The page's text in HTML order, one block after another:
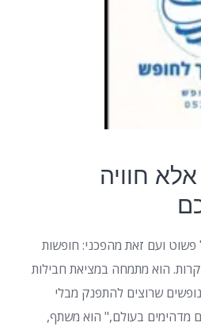
חוויה
ועם זאת מהפכני: חופשות
הוא מתמחה במציאת חבילות
שרוצים להתפנק מבלי
מדהימים בעולם," הוא משתף,